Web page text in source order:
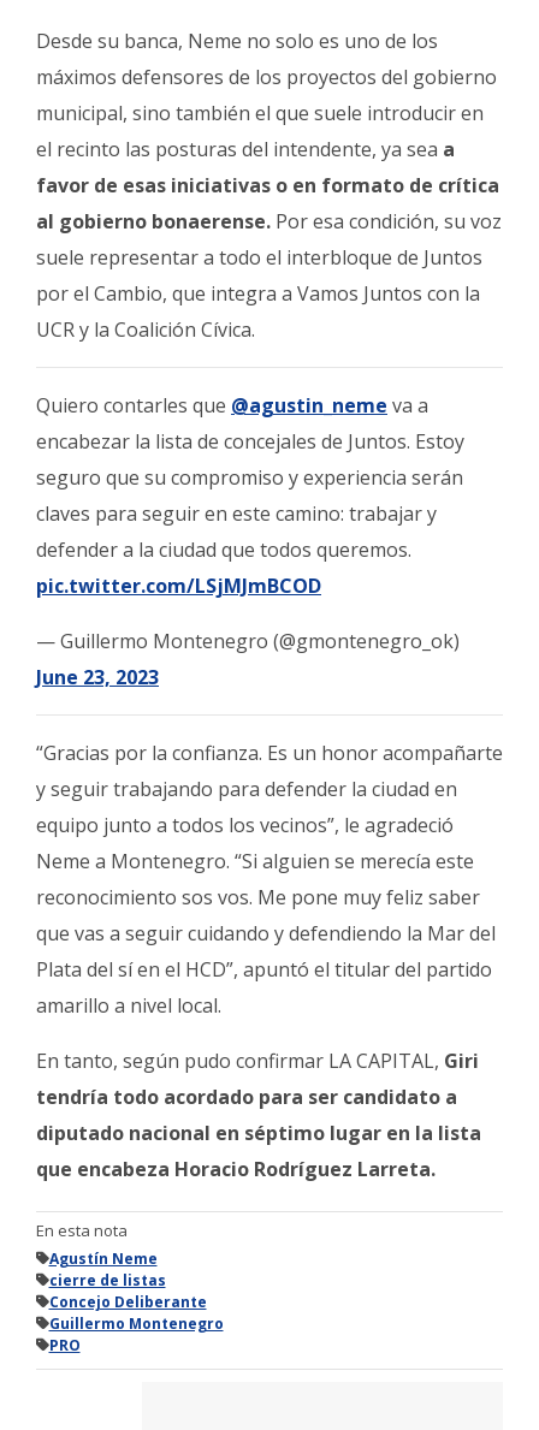
Desde su banca, Neme no solo es uno de los
máximos defensores de los proyectos del gobierno
municipal, sino también el que suele introducir en
el recinto las posturas del intendente, ya sea a
favor de esas iniciativas o en formato de crítica
al gobierno bonaerense. Por esa condición, su voz
suele representar a todo el interbloque de Juntos
por el Cambio, que integra a Vamos Juntos con la
UCR y la Coalición Cívica.
Quiero contarles que @agustin_neme va a
encabezar la lista de concejales de Juntos. Estoy
seguro que su compromiso y experiencia serán
claves para seguir en este camino: trabajar y
defender a la ciudad que todos queremos.
pic.twitter.com/LSjMJmBCOD
— Guillermo Montenegro (@gmontenegro_ok)
June 23, 2023
“Gracias por la confianza. Es un honor acompañarte
y seguir trabajando para defender la ciudad en
equipo junto a todos los vecinos”, le agradeció
Neme a Montenegro. “Si alguien se merecía este
reconocimiento sos vos. Me pone muy feliz saber
que vas a seguir cuidando y defendiendo la Mar del
Plata del sí en el HCD”, apuntó el titular del partido
amarillo a nivel local.
En tanto, según pudo confirmar LA CAPITAL, Giri
tendría todo acordado para ser candidato a
diputado nacional en séptimo lugar en la lista
que encabeza Horacio Rodríguez Larreta.
En esta nota
Agustín Neme
cierre de listas
Concejo Deliberante
Guillermo Montenegro
PRO